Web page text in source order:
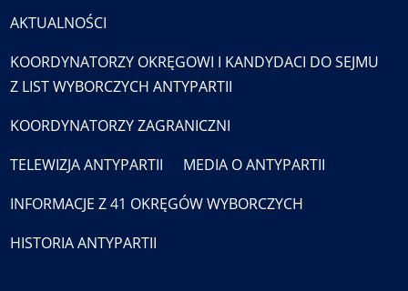
AKTUALNOŚCI
KOORDYNATORZY OKRĘGOWI I KANDYDACI DO SEJMU
Z LIST WYBORCZYCH ANTYPARTII
KOORDYNATORZY ZAGRANICZNI
TELEWIZJA ANTYPARTII
MEDIA O ANTYPARTII
INFORMACJE Z 41 OKRĘGÓW WYBORCZYCH
HISTORIA ANTYPARTII